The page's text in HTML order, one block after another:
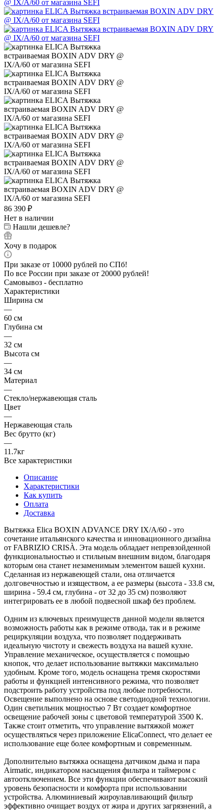
86 390 ₽
Нет в наличии
Нашли дешевле?
Хочу в подарок
При заказе от 10000 рублей по СПб!
По все России при заказе от 20000 рублей!
Самовывоз - бесплатно
Характеристики
Ширина см
—
60 см
Глубина см
—
32 см
Высота см
—
34 см
Материал
—
Стекло/нержавеющая сталь
Цвет
—
Нержавеющая сталь
Вес брутто (кг)
—
11.7кг
Все характеристики
Описание
Характеристики
Как купить
Оплата
Доставка
Вытяжка Elica BOXIN ADVANCE DRY IX/A/60 - это
сочетание итальянского качества и инновационного дизайна
от FABRIZIO CRISÀ. Эта модель обладает непревзойденной
функциональностью и стильным внешним видом, благодаря
которым она станет незаменимым элементом вашей кухни.
Сделанная из нержавеющей стали, она отличается
долговечностью и изяществом, а ее размеры (высота - 33.8 см,
ширина - 59.4 см, глубина - от 32 до 35 см) позволяют
интегрировать ее в любой подвесной шкаф без проблем.
Одним из ключевых преимуществ данной модели является
возможность работы как в режиме отвода, так и в режиме
рециркуляции воздуха, что позволяет поддерживать
идеальную чистоту и свежесть воздуха на вашей кухне.
Управление механическое, осуществляется с помощью
кнопок, что делает использование вытяжки максимально
удобным. Кроме того, модель оснащена тремя скоростями
работы и функцией интенсивного режима, что позволяет
подстроить работу устройства под любые потребности.
Освещение выполнено на основе светодиодной технологии.
Один светильник мощностью 7 Вт создает комфортное
освещение рабочей зоны с цветовой температурой 3500 К.
Также стоит отметить, что управление вытяжкой может
осуществляться через приложение ElicaConnect, что делает ее
использование еще более комфортным и современным.
Дополнительно вытяжка оснащена датчиком дыма и пара
Airmatic, индикатором насыщения фильтра и таймером с
автоотключением. Все эти функции обеспечивают высокий
уровень безопасности и комфорта при использовании
устройства. Алюминиевый жироулавливающий фильтр
эффективно очищает воздух от жира и других загрязнений, а